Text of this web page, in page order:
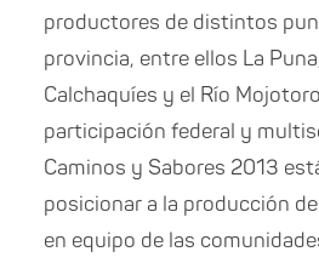
productores de distintos
provincia, entre ellos La
Calchaquíes y el Río
participación federal y
Caminos y Sabores 2013
posicionar a la producción
en equipo de las